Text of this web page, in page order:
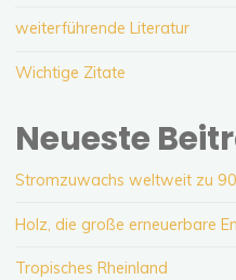
weiterführende Literatur
Wichtige Zitate
Neueste
Stromzuwachs weltweit zu
Holz, die große erneuerbare
Tropisches Rheinland